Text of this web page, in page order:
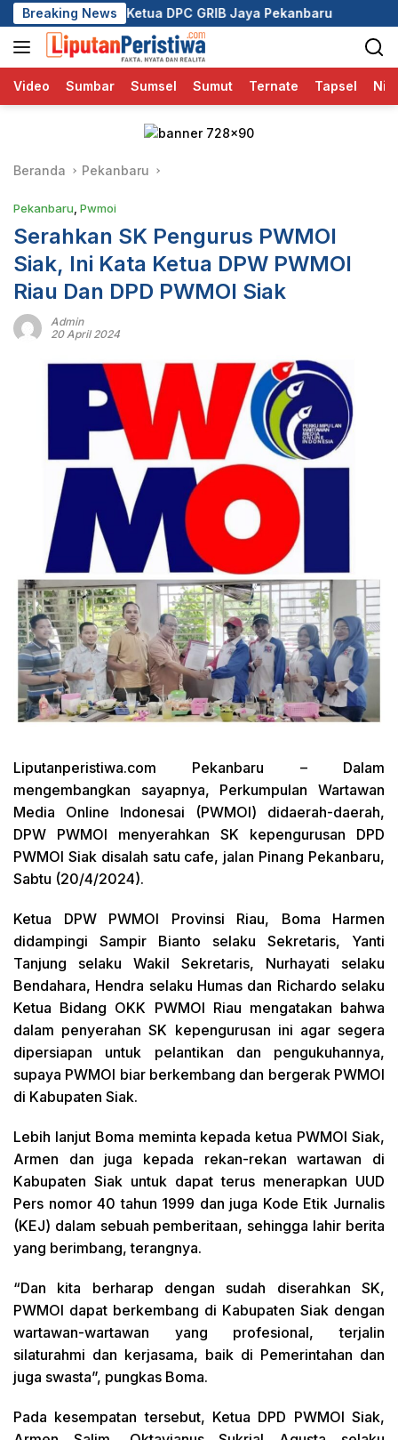
Langsung
ke
konten
Breaking News
DPC GRIB Jaya Pekanbaru Wali Kota Pekanbaru
Video Sumbar Sumsel Sumut Ternate Tapsel
Beranda Pekanbaru
Pekanbaru Pwmoi
Serahkan SK Pengurus PWMOI
Siak, Ini Kata Ketua DPW PWMOI
Riau Dan DPD PWMOI Siak
Admin
20 April 2024
Liputanperistiwa.com Pekanbaru – Dalam
mengembangkan sayapnya, Perkumpulan Wartawan
Media Online Indonesai (PWMOI) didaerah-daerah,
DPW PWMOI menyerahkan SK kepengurusan DPD
PWMOI Siak disalah satu cafe, jalan Pinang Pekanbaru,
Sabtu (20/4/2024).
Ketua DPW PWMOI Provinsi Riau, Boma Harmen
didampingi Sampir Bianto selaku Sekretaris, Yanti
Tanjung selaku Wakil Sekretaris, Nurhayati selaku
Bendahara, Hendra selaku Humas dan Richardo selaku
Ketua Bidang OKK PWMOI Riau mengatakan bahwa
dalam penyerahan SK kepengurusan ini agar segera
dipersiapan untuk pelantikan dan pengukuhannya,
supaya PWMOI biar berkembang dan bergerak PWMOI
di Kabupaten Siak.
Lebih lanjut Boma meminta kepada ketua PWMOI Siak,
Armen dan juga kepada rekan-rekan wartawan di
Kabupaten Siak untuk dapat terus menerapkan UUD
Pers nomor 40 tahun 1999 dan juga Kode Etik Jurnalis
(KEJ) dalam sebuah pemberitaan, sehingga lahir berita
yang berimbang, terangnya.
“Dan kita berharap dengan sudah diserahkan SK,
PWMOI dapat berkembang di Kabupaten Siak dengan
wartawan-wartawan yang profesional, terjalin
silaturahmi dan kerjasama, baik di Pemerintahan dan
juga swasta”, pungkas Boma.
Pada kesempatan tersebut, Ketua DPD PWMOI Siak,